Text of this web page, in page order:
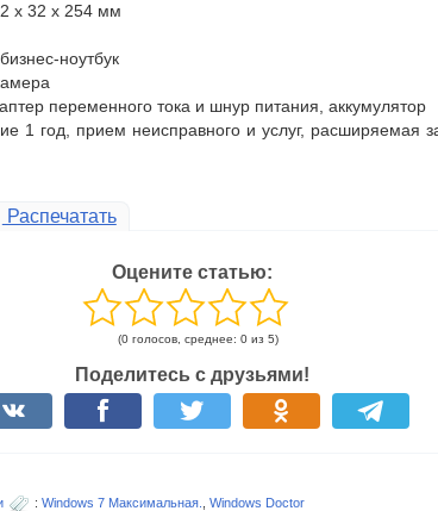
х 32 х 254 мм
ноутбук
переменного тока и шнур питания, аккумулятор
1 год, прием неисправного и услуг, расширяемая
Распечатать
Оцените статью:
(0 голосов, среднее: 0 из 5)
Поделитесь с друзьями!
: Windows 7 Максимальная. Windows Doctor